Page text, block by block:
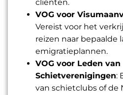
cliënten.
VOG voor
Vereist voor het
reizen naar bepaalde
emigratieplannen.
VOG voor Leden van
Schietverenigingen:
van schietclubs of de